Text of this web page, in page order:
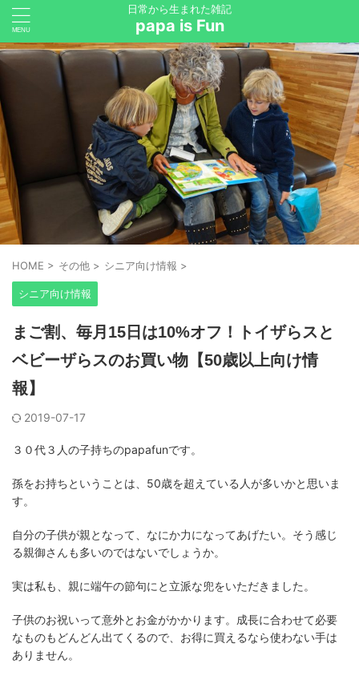
日常から生まれた雑記
papa is Fun
HOME > その他 > シニア向け情報 >
シニア向け情報
まご割、毎月15日は10%オフ！トイザらスと
ベビーザらスのお買い物【50歳以上向け情
報】
2019-07-17
３０代３人の子持ちのpapafunです。
孫をお持ちということは、50歳を超えている人が多いかと思いま
す。
自分の子供が親となって、なにか力になってあげたい。そう感じ
る親御さんも多いのではないでしょうか。
実は私も、親に端午の節句にと立派な兜をいただきました。
子供のお祝いって意外とお金がかかります。成長に合わせて必要
なものもどんどん出てくるので、お得に買えるなら使わない手は
ありません。